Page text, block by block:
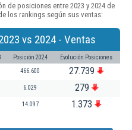
de posiciones entre 2023 y 2024 de
los rankings según sus ventas:
vs 2024 - Ventas
Posición 2024 Evolución Posiciones
466.600 27.739
6.029 279
14.097 1.373